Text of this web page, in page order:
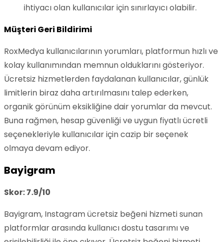
ihtiyacı olan kullanıcılar için sınırlayıcı olabilir.
Müşteri Geri Bildirimi
RoxMedya kullanıcılarının yorumları, platformun hızlı ve
kolay kullanımından memnun olduklarını gösteriyor.
Ücretsiz hizmetlerden faydalanan kullanıcılar, günlük
limitlerin biraz daha artırılmasını talep ederken,
organik görünüm eksikliğine dair yorumlar da mevcut.
Buna rağmen, hesap güvenliği ve uygun fiyatlı ücretli
seçenekleriyle kullanıcılar için cazip bir seçenek
olmaya devam ediyor.
Bayigram
Skor: 7.9/10
Bayigram, Instagram ücretsiz beğeni hizmeti sunan
platformlar arasında kullanıcı dostu tasarımı ve